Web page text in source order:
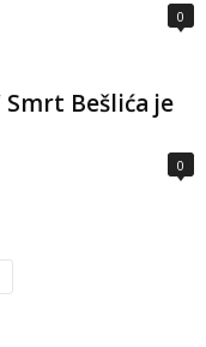
0
Bešlića je
0